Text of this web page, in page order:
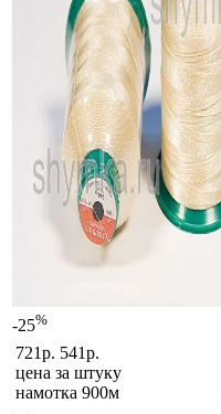
-25%
721р. 541р.
цена за штуку
намотка 900м